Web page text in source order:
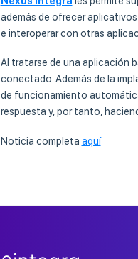
además de ofrecer
e interoperar con otras
Al tratarse de una aplicación
conectado. Además de la
de funcionamiento
respuesta y, por tanto,
Noticia completa aquí